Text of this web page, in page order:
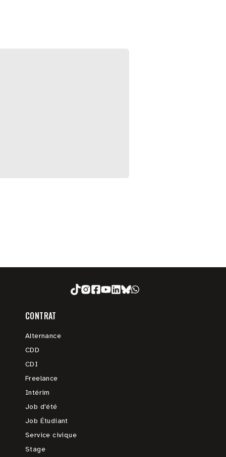
CONTRAT
Alternance
CDD
CDI
Freelance
Intérim
Job d'été
Job Étudiant
Service civique
Stage